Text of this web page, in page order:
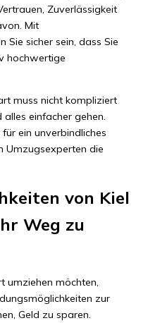
Zuverlässigkeit
Mit
Sie sicher sein, dass Sie
hochwertige
muss nicht kompliziert
alles einfacher gehen.
ein unverbindliches
Umzugsexperten die
von Kiel
Weg zu
umziehen möchten,
zur
Geld zu sparen.